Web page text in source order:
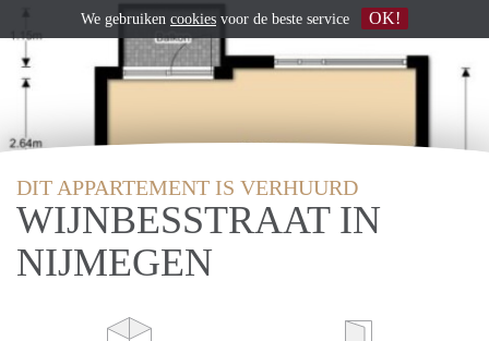
DIT APPARTEMENT IS VERHUURD
WIJNBESSTRAAT IN
NIJMEGEN
We gebruiken cookies voor de beste service OK!